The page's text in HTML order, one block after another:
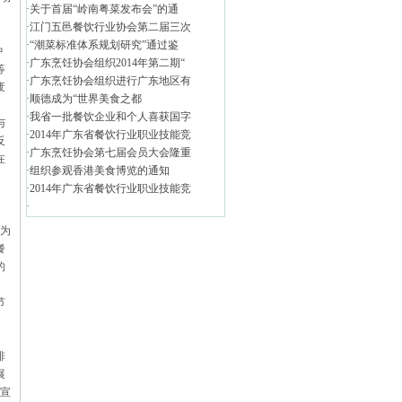
·关于首届“岭南粤菜发布会”的通
·江门五邑餐饮行业协会第二届三次
·“潮菜标准体系规划研究”通过鉴
·广东烹饪协会组织2014年第二期“
·广东烹饪协会组织进行广东地区有
·顺德成为“世界美食之都
·我省一批餐饮企业和个人喜获国字
·2014年广东省餐饮行业职业技能竞
·广东烹饪协会第七届会员大会隆重
·组织参观香港美食博览的通知
·2014年广东省餐饮行业职业技能竞
·